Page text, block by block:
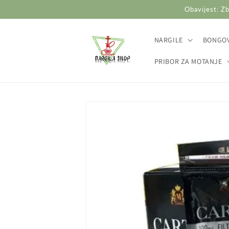
sadržaj
Obavijest:
NARGILE
PRIBOR ZA MOTANJE